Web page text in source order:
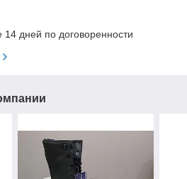
14 дней по договоренности